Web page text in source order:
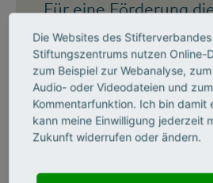
Für eine Förderung
Innovationen braucht
Definition, eine
gezielte Verankerung
Strategien von Bund
Die Websites des
Stiftungszentrums nutzen Online-
zum Beispiel zur Webanalyse,
Audio- oder Videodateien und
Kommentarfunktion. Ich bin damit
kann meine Einwilligung jederzeit
Zukunft widerrufen oder ändern.